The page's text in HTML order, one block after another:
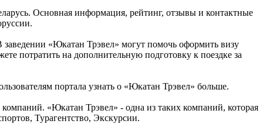
Основная информация, рейтинг, отзывы и контактные
«Юкатан Трэвел» могут помочь оформить визу
потратить на дополнительную подготовку к поездке за
портала узнать о «Юкатан Трэвел» больше.
«Юкатан Трэвел» - одна из таких компаний, которая
Турагентство, Экскурсии.